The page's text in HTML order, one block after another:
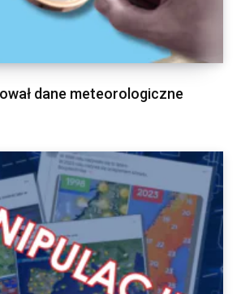
dane meteorologiczne